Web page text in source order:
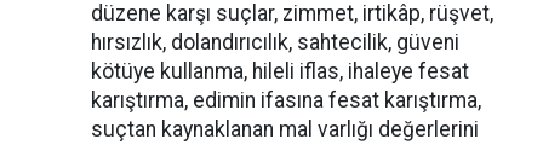
düzene karşı suçlar, zimmet, irtikâp, rüşvet,
hırsızlık, dolandırıcılık, sahtecilik, güveni
kötüye kullanma, hileli iflas, ihaleye fesat
karıştırma, edimin ifasına fesat karıştırma,
suçtan kaynaklanan mal varlığı değerlerini